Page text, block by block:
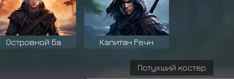
Сандайме Эй
Островной ба Капитан Речн
Потухший костер